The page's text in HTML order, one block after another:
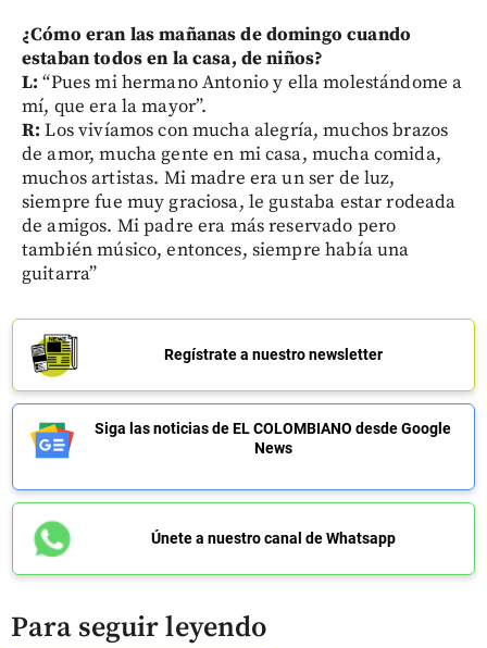
¿Cómo eran las mañanas de domingo cuando
estaban todos en la casa, de niños?
L: “Pues mi hermano Antonio y ella molestándome a
mí, que era la mayor”.
R: Los vivíamos con mucha alegría, muchos brazos
de amor, mucha gente en mi casa, mucha comida,
muchos artistas. Mi madre era un ser de luz,
siempre fue muy graciosa, le gustaba estar rodeada
de amigos. Mi padre era más reservado pero
también músico, entonces, siempre había una
guitarra”
Regístrate a nuestro newsletter
Siga las noticias de EL COLOMBIANO desde Google
News
Únete a nuestro canal de Whatsapp
Para seguir leyendo